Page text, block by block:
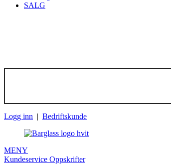
SALG
Logg inn | Bedriftskunde
MENY
Kundeservice Oppskrifter